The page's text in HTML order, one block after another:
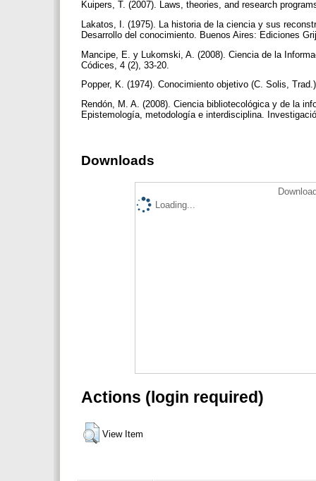
Kuipers, T. (2007). Laws, theories, and research
Lakatos, I. (1975). La historia de la ciencia y sus
Desarrollo del conocimiento. Buenos Aires: Ediciones
Mancipe, E. y Lukomski, A. (2008). Ciencia de la
Códices, 4 (2), 33-20.
Popper, K. (1974). Conocimiento objetivo (C. Solis,
Rendón, M. A. (2008). Ciencia bibliotecológica y de la
Epistemología, metodología e interdisciplina.
Downloads
Loading...
Actions (login required)
View Item